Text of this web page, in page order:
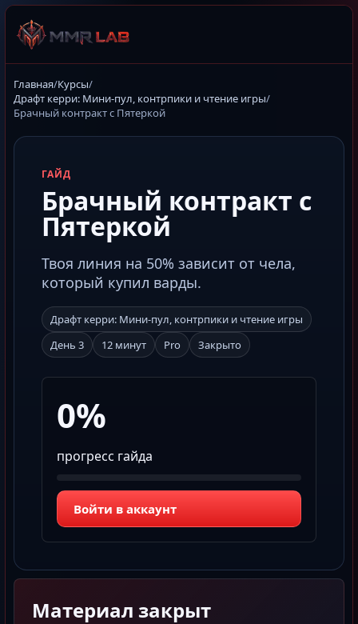
Главная/Курсы/
Драфт керри: Мини-пул, контрпики и чтение игры/
Брачный контракт с Пятеркой
ГАЙД
Брачный контракт с
Пятеркой
Твоя линия на 50% зависит от чела,
который купил варды.
Драфт керри: Мини-пул, контрпики и чтение игры
День 3
12 минут Pro Закрыто
0%
прогресс гайда
Войти в аккаунт
Материал закрыт